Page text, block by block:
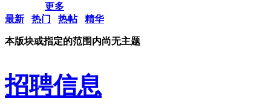
更多
最新
热门 热帖 精华
本版块或指定的范围内尚无主题
招聘信息